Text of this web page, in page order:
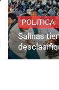
POLITICA
Salinas